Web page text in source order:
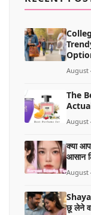
August
The
August
क्या
आसान
August
छू लेने